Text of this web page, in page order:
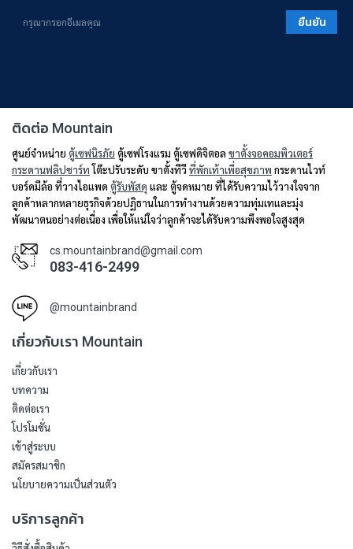
ยืนยัน
ติดต่อ Mountain
ศูนย์จำหน่าย ตู้เซฟนิรภัย ตู้เซฟโรงแรม ตู้เซฟดิจิตอล ขาตั้งจอคอมพิวเตอร์
กระดานฟลิปชาร์ทโต๊ะปรับระดับ ขาตั้งทีวี ที่พักเท้าเพื่อสุขภาพ กระดานไวท์
บอร์ดมีล้อ ที่วางไอแพด ตู้รับพัสดุ และ ตู้จดหมาย ที่ได้รับความไว้วางใจจาก
ลูกค้าหลากหลายธุรกิจด้วยปฏิธานในการทำงานด้วยความทุ่มเทและมุ่ง
พัฒนาตนอย่างต่อเนื่อง เพื่อให้แน่ใจว่าลูกค้าจะได้รับความพึงพอใจสูงสุด
cs.mountainbrand@gmail.com
083-416-2499
@mountainbrand
เกี่ยวกับเรา Mountain
เกี่ยวกับเรา
บทความ
ติดต่อเรา
โปรโมชั่น
เข้าสู่ระบบ
สมัครสมาชิก
นโยบายความเป็นส่วนตัว
บริการลูกค้า